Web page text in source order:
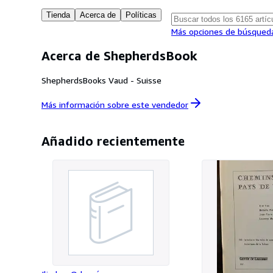
Tienda Acerca de Políticas
Más opciones de
Acerca de ShepherdsBook
ShepherdsBooks Vaud - Suisse
Más información sobre este vendedor
Añadido recientemente